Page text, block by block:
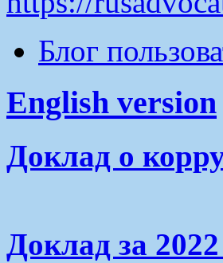
Блог
English version
Доклад о
Доклад за